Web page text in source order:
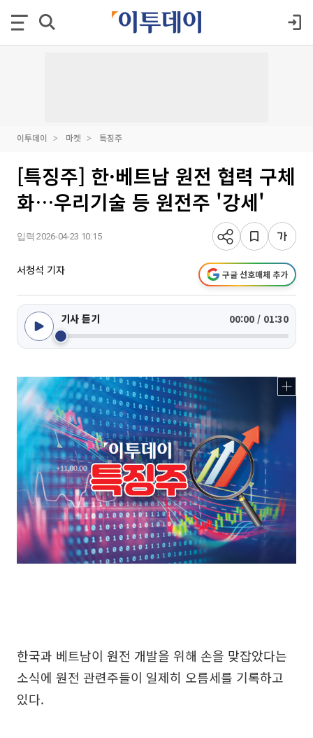
이투데이 마켓 특징주
[특징주] 한·베트남 원전 협력 구체
화…우리기술 등 원전주 '강세'
입력 2026-04-23 10:15
서청석 기자 구글 선호매체 추가
기사 듣기 00:00 / 01:30
한국과 베트남이 원전 개발을 위해 손을 맞잡았다는
소식에 원전 관련주들이 일제히 오름세를 기록하고
있다.